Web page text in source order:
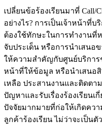
เปลี่ยนข้อร้องเรียนมาที่ Call/
อย่างไร? การเป็นเจ้าหน้าที่บ
ต้องใช้ทักษะในการทำงานที่
จับประเด็น หรือการนำเสนอ
ให้ความสำคัญกับศูนย์บริการข้
หน้าที่ให้ข้อมูล หรือนำเสนอ
เหลือ ประสานงานและติดตา
ปัญหาและรับเรื่องร้องเรียน
ปัจจัยมากมายที่ก่อให้เกิดคว
ลูกค้าร้องเรียน ไม่ว่าจะเป็น